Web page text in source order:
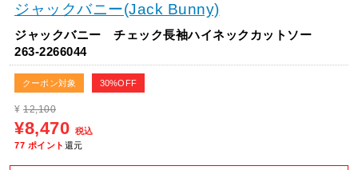
ジャックバニー(Jack Bunny)
ジャックバニー チェック長袖ハイネックカットソー
263-2266044
クーポン対象 30%OFF
¥ 12,100
¥8,470 税込
77 ポイント 還元